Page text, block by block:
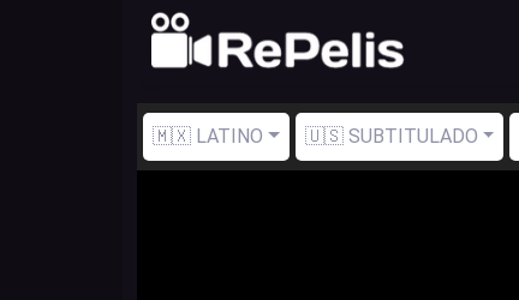
🇲🇽 LATINO 🇺🇸 SUBTITULADO